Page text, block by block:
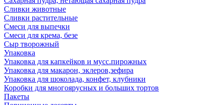
Сливки животные
Сливки растительные
Смеси для выпечки
Смеси для крема, безе
Сыр творожный
Упаковка
Упаковка для капкейков и мусс.пирожных
Упаковка для макарон, эклеров,зефира
Упаковка для шоколада, конфет, клубники
Коробки для многоярусных и больших тортов
Пакеты